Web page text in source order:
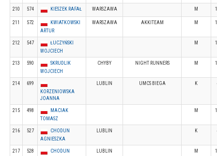
210 574 KIESZEK RAFAŁ WARSZAWA M
211 572
KWIATKOWSKI
ARTUR
WARSZAWA AKKITEAM M
212 547
ŁUCZYŃSKI
WOJCIECH
M
213 590
SKRUDLIK
WOJCIECH
CHYBY NIGHT RUNNERS M
214
699
KORZENIOWSKA
JOANNA
LUBLIN UMCS BIEGA K
215 498
MACIAK
TOMASZ
M
216 527
CHODUN
AGNIESZKA
LUBLIN K
217 528
CHODUN
LUBLIN M